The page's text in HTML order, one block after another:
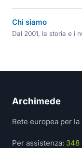
Chi siamo
Dal 2001, la storia e i
Archimede
Rete europea per
Per assistenza: 348